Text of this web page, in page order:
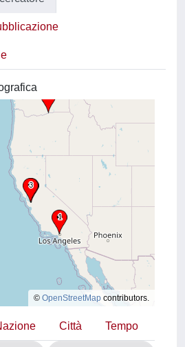
© OpenStreetMap contributors.
Città Tempo